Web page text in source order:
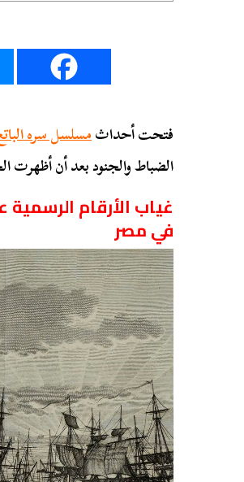
فتحت أحداثمسلسل سره
الضباط والجنود بعد أن أظهرت
غياب الأرقام
في مصر